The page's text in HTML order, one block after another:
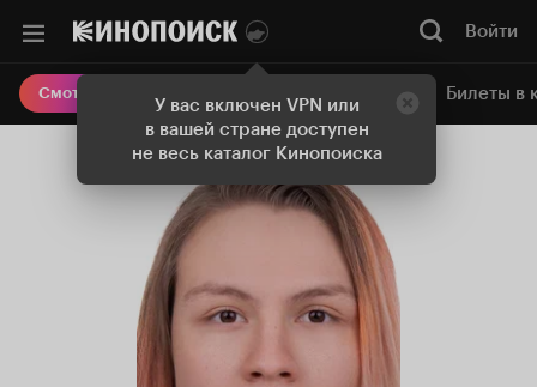
У вас включен VPN или
в вашей стране доступен
не весь каталог Кинопоиска
Войти
Смотреть кино Онлайн-кинотеатр Билеты в